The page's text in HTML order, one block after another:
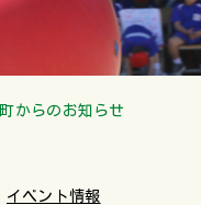
町からのお知らせ
イベント情報